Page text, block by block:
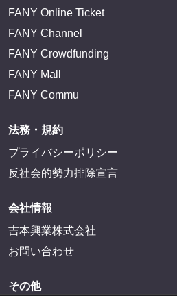
FANY Online Ticket
FANY Channel
FANY Crowdfunding
FANY Mall
FANY Commu
法務・規約
プライバシーポリシー
反社会的勢力排除宣言
会社情報
吉本興業株式会社
お問い合わせ
その他